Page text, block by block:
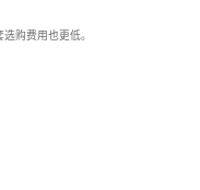
购费用也更低。